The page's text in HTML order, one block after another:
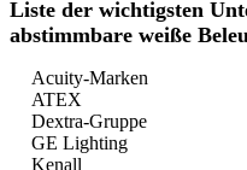
Liste der wichtigsten
abstimmbare weiße
Acuity-Marken
ATEX
Dextra-Gruppe
GE Lighting
Kenall